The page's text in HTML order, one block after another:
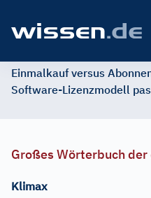
Einmalkauf versus
Software-Lizenzmodell
Großes Wörterbuch
Klimax